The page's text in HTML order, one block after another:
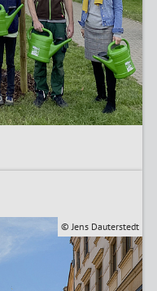
© Jens Dauterstedt